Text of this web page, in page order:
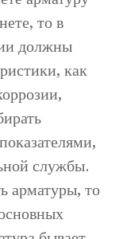
то в
должны
как
службы.
арматуры, то